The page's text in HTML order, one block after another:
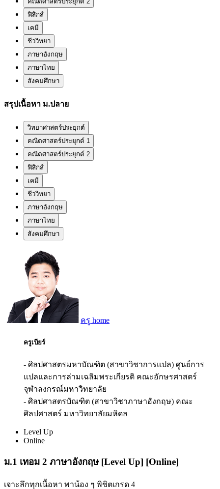
ฟิสิกส์
เคมี
ชีววิทยา
ภาษาอังกฤษ
ภาษาไทย
สังคมศึกษา
สรุปเนื้อหา ม.ปลาย
วิทยาศาสตร์ประยุกต์
คณิตศาสตร์ประยุกต์ 1
คณิตศาสตร์ประยุกต์ 2
ฟิสิกส์
เคมี
ชีววิทยา
ภาษาอังกฤษ
ภาษาไทย
สังคมศึกษา
ครู home
ครูเบียร์
- ศิลปศาสตรมหาบัณฑิต (สาขาวิชาการแปล) ศูนย์การ
แปลและการล่ามเฉลิมพระเกียรติ คณะอักษรศาสตร์
จุฬาลงกรณ์มหาวิทยาลัย
- ศิลปศาสตรบัณฑิต (สาขาวิชาภาษาอังกฤษ) คณะ
ศิลปศาสตร์ มหาวิทยาลัยมหิดล
Level Up
Online
ม.1 เทอม 2 ภาษาอังกฤษ [Level Up] [Online]
เจาะลึกทุกเนื้อหา พาน้อง ๆ พิชิตเกรด 4